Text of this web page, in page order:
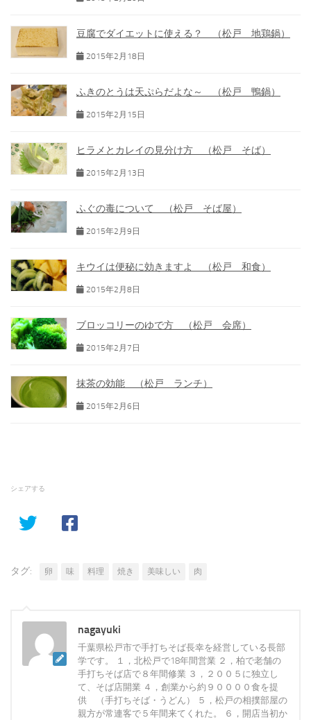
豆腐でダイエットに使える？ （松戸 地鶏鍋）
2015年2月18日
ふきのとうは天ぷらだよな～ （松戸 鴨鍋）
2015年2月15日
ヒラメとカレイの見分け方 （松戸 そば）
2015年2月13日
ふぐの毒について （松戸 そば屋）
2015年2月9日
キウイは便秘に効きますよ （松戸 和食）
2015年2月8日
ブロッコリーのゆで方 （松戸 会席）
2015年2月7日
抹茶の効能 （松戸 ランチ）
2015年2月6日
シェアする
タグ: 卵 味 料理 焼き 美味しい 肉
nagayuki
千葉県松戸市で手打ちそば長幸を経営している長部
学です。 １，北松戸で18年間営業 ２，柏で老舗の
手打ちそば店で８年間修業 ３，２００５に独立し
て、そば店開業 ４，創業から約９００００食を提
供 （手打ちそば・うどん） ５，松戸の相撲部屋の
親方が常連客で５年間来てくれた。 ６，開店当初か